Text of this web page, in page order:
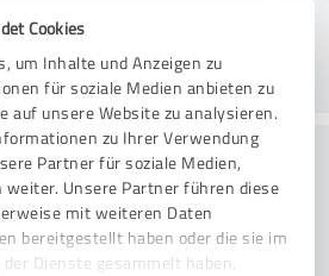
Cookies
um Inhalte und Anzeigen zu
für soziale Medien anbieten zu
auf unsere Website zu analysieren.
zu Ihrer Verwendung
Partner für soziale Medien,
weiter. Unsere Partner führen diese
mit weiteren Daten
bereitgestellt haben oder die sie im
Dienste gesammelt haben.
Beratung